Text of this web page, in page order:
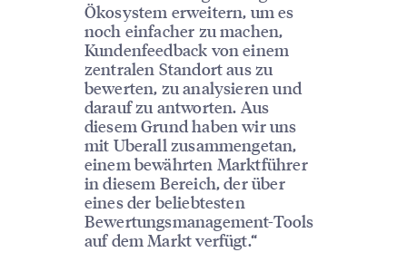
Ökosystem erweitern, um es
noch einfacher zu machen,
Kundenfeedback von einem
zentralen Standort aus zu
bewerten, zu analysieren und
darauf zu antworten. Aus
diesem Grund haben wir uns
mit Uberall zusammengetan,
einem bewährten Marktführer
in diesem Bereich, der über
eines der beliebtesten
Bewertungsmanagement-Tools
auf dem Markt verfügt.“